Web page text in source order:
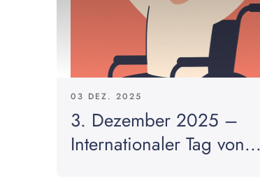
03 DEZ. 2025
3. Dezember 2025 –
Internationaler Tag von...